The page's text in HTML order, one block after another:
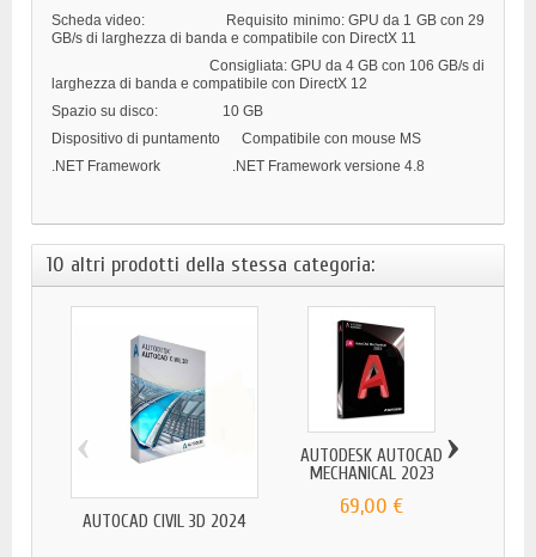
Scheda video:
Requisito minimo: GPU da 1 GB con 29
GB/s di larghezza di banda e compatibile con DirectX 11
Consigliata: GPU da 4 GB con 106 GB/s di
larghezza di banda e compatibile con DirectX 12
Spazio su disco:
10 GB
Dispositivo di puntamento
Compatibile con mouse MS
.NET Framework
.NET Framework versione 4.8
10 altri prodotti della stessa categoria:
AUTOCAD CIVIL 3D 2024
AUTODESK AUTOCAD
MECHANICAL 2023
69,00 €
‹ ›